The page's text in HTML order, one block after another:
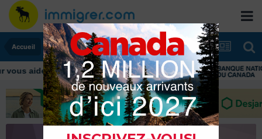
Accueil
aider tout au long de votre transition